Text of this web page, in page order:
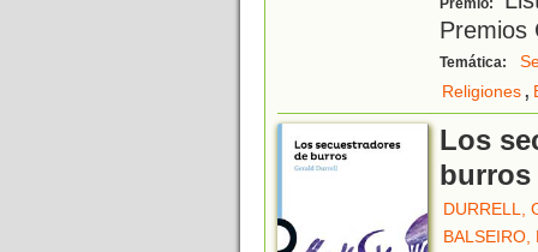
Premio:
Premios
Temática:
Religiones,
Los
burros
DURRELL,
BALSEIRO,